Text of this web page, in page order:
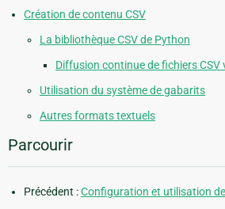
Création de contenu CSV
La bibliothèque CSV de Python
Diffusion continue de fichiers CSV
Utilisation du système de gabarits
Autres formats textuels
Parcourir
Précédent :Configuration et utilisation